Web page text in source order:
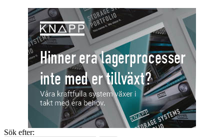
Sök efter: